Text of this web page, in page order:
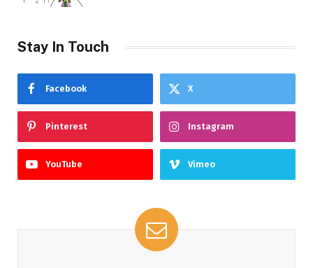
Stay In Touch
Facebook X
Pinterest Instagram
YouTube Vimeo